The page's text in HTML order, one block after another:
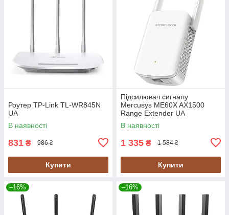
Роутер TP-Link TL-WR845N
UA
В наявності
831 ₴ 986 ₴
Купити
Підсилювач сигналу
Mercusys ME60X AX1500
Range Extender UA
В наявності
1 335 ₴ 1 584 ₴
Купити
–16% –16%